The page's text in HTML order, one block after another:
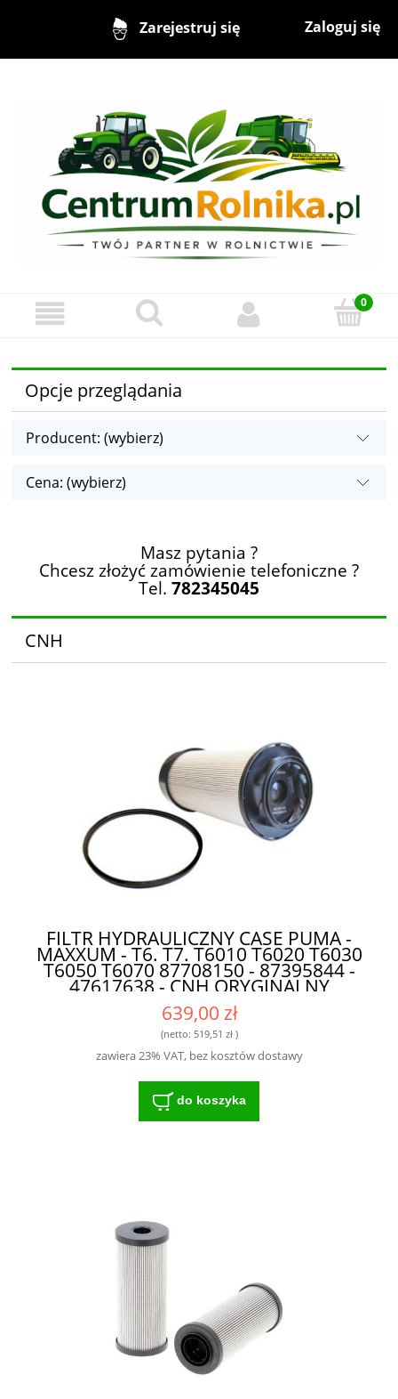
Zarejestruj się Zaloguj się
Opcje przeglądania
Producent: (wybierz)
Cena: (wybierz)
Masz pytania ?
Chcesz złożyć zamówienie telefoniczne ?
Tel. 782345045
CNH
FILTR HYDRAULICZNY CASE PUMA -
MAXXUM - T6. T7. T6010 T6020 T6030
T6050 T6070 87708150 - 87395844 -
47617638 - CNH ORYGINALNY
639,00 zł
(netto: 519,51 zł)
zawiera 23% VAT, bez kosztów dostawy
do koszyka